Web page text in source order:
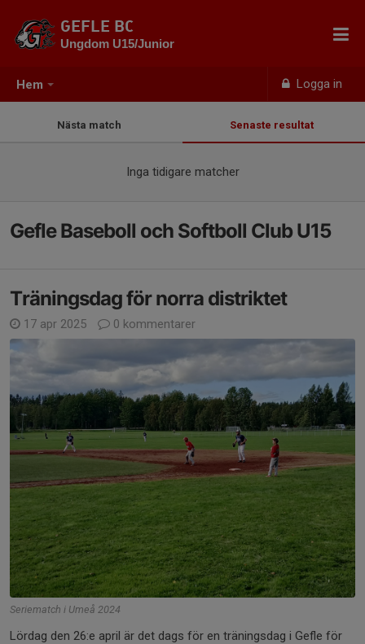
Hem Logga in
GEFLE BC
Ungdom U15/Junior
Nästa match Senaste resultat
Inga tidigare matcher
Gefle Baseboll och Softboll Club U15
Träningsdag för norra distriktet
17 apr 2025 0 kommentarer
Seriematch i Umeå 2024
Lördag den 26:e april är det dags för en träningsdag i Gefle för